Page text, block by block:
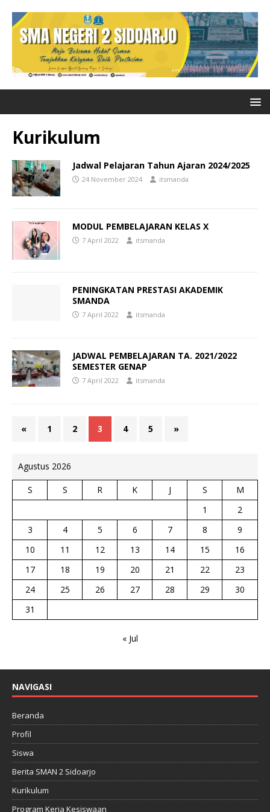
Kurikulum
Jadwal Pelajaran Tahun Ajaran 2024/2025
24 November 2024 itsmanda
MODUL PEMBELAJARAN KELAS X
7 April 2022 itsmanda
PENINGKATAN PRESTASI AKADEMIK
SMANDA
7 April 2022 itsmanda
JADWAL PEMBELAJARAN TA. 2021/2022
SEMESTER GENAP
7 April 2022 itsmanda
« 1 2 3 4 5 »
Agustus 2026
S S R K J S
M
1
2
3
4 5 6 7 8
9
10
11 12 13 14 15
16
17
18 19 20 21 22
23
24
25 26 27 28 29
30
31
« Jul
NAVIGASI
Beranda
Profil
Siswa
Berita SMAN 2 Sidoarjo
Kurikulum
Program Kerja Kesiswaan